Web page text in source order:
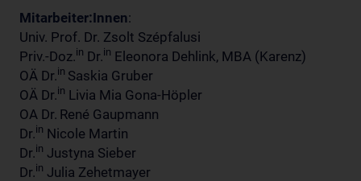
Mitarbeiter:Innen:
Univ. Prof. Dr. Zsolt Szépfalusi
Priv.-Doz.in Dr.in Eleonora Dehlink, MBA (Karenz)
OÄ Dr.in Saskia Gruber
OÄ Dr.in Livia Mia Gona-Höpler
OA Dr. René Gaupmann
Dr.in Nicole Martin
Dr.in Justyna Sieber
Dr.in Julia Zehetmayer